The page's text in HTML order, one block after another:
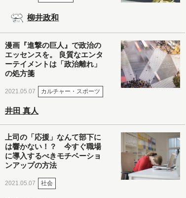
柳井政和
漫画『進撃の巨人』で政治の
エッセンスを。 良質なエンタ
ーテイメントは「政治離れ」
の処方箋
2021.05.07 カルチャー・スポーツ
井田 真人
上司の「応援」なんて部下に
は響かない！？ 今すぐ職場
に導入するべきモチベーショ
ンアップの方法
2021.05.07 社会